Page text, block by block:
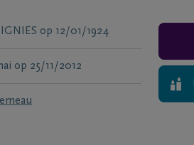
op 12/01/1924
op 25/11/2012